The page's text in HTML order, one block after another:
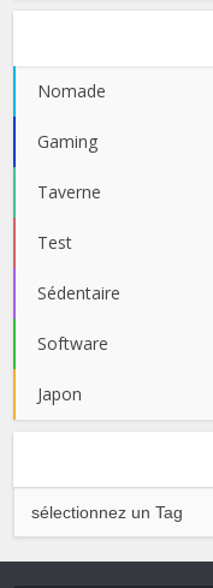
Nomade
Gaming
Taverne
Test
Sédentaire
Software
Japon